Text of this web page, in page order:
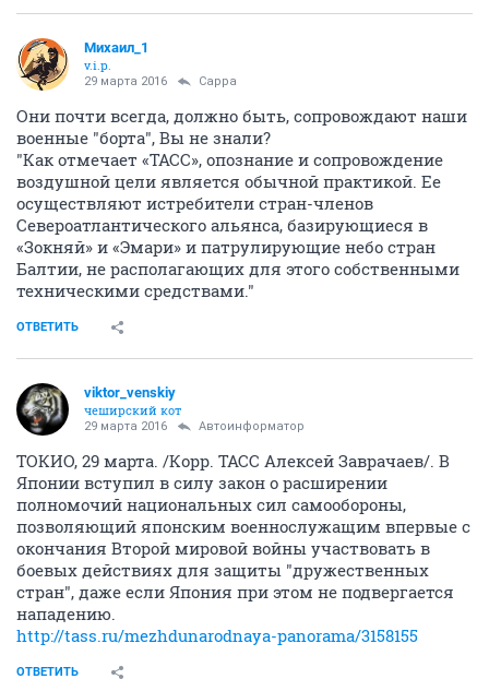
Михаил_1
v.i.p.
29 марта 2016 Сарра
Они почти всегда, должно быть, сопровождают наши
военные "борта", Вы не знали?
"Как отмечает «ТАСС», опознание и сопровождение
воздушной цели является обычной практикой. Ее
осуществляют истребители стран-членов
Североатлантического альянса, базирующиеся в
«Зокняй» и «Эмари» и патрулирующие небо стран
Балтии, не располагающих для этого собственными
техническими средствами."
ОТВЕТИТЬ
viktor_venskiy
чеширский кот
29 марта 2016 Автоинформатор
ТОКИО, 29 марта. /Корр. ТАСС Алексей Заврачаев/. В
Японии вступил в силу закон о расширении
полномочий национальных сил самообороны,
позволяющий японским военнослужащим впервые с
окончания Второй мировой войны участвовать в
боевых действиях для защиты "дружественных
стран", даже если Япония при этом не подвергается
нападению.
http://tass.ru/mezhdunarodnaya-panorama/3158155
ОТВЕТИТЬ